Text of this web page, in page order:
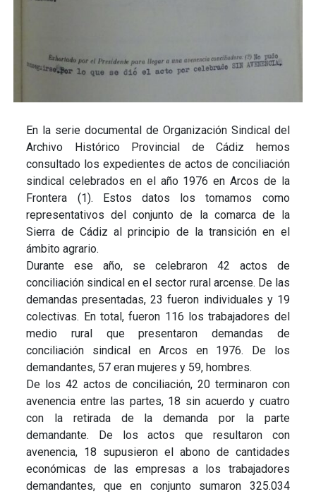
En la serie documental de Organización Sindical del
Archivo Histórico Provincial de Cádiz hemos
consultado los expedientes de actos de conciliación
sindical celebrados en el año 1976 en Arcos de la
Frontera (1). Estos datos los tomamos como
representativos del conjunto de la comarca de la
Sierra de Cádiz al principio de la transición en el
ámbito agrario.
Durante ese año, se celebraron 42 actos de
conciliación sindical en el sector rural arcense. De las
demandas presentadas, 23 fueron individuales y 19
colectivas. En total, fueron 116 los trabajadores del
medio rural que presentaron demandas de
conciliación sindical en Arcos en 1976. De los
demandantes, 57 eran mujeres y 59, hombres.
De los 42 actos de conciliación, 20 terminaron con
avenencia entre las partes, 18 sin acuerdo y cuatro
con la retirada de la demanda por la parte
demandante. De los actos que resultaron con
avenencia, 18 supusieron el abono de cantidades
económicas de las empresas a los trabajadores
demandantes, que en conjunto sumaron 325.034